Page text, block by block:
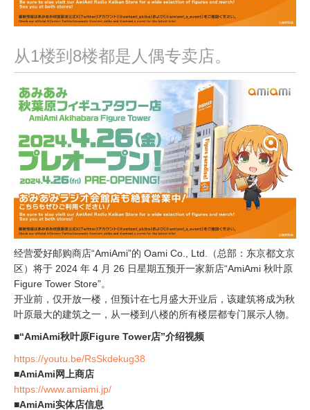
从1楼到8楼都是人偶专卖店。
经营爱好邮购商店“AmiAmi”的 Oami Co., Ltd.（总部：东京都文京
区）将于 2024 年 4 月 26 日星期五预开一家新店“AmiAmi 秋叶原
Figure Tower Store”。
开业前，仅开放一楼，但预计在七月盛大开业后，该建筑将成为秋
叶原最大的建筑之一，从一楼到八楼的所有楼层都专门展示人物。
■“AmiAmi秋叶原Figure Tower店”介绍视频
https://youtu.be/RsSkdekug38
■AmiAmi网上商店
https://www.amiami.jp/
■AmiAmi实体店信息